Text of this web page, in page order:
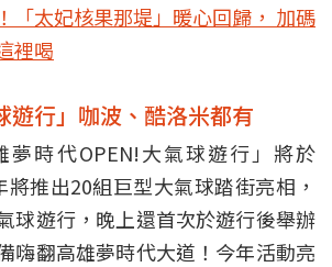
「太妃核果那堤」暖心回歸， 加碼
裡喝
遊行」咖波、酷洛米都有
夢時代OPEN!大氣球遊行」將於
推出20組巨型大氣球踏街亮相，
球遊行，晚上還首次於遊行後舉辦
嗨翻高雄夢時代大道！今年活動亮